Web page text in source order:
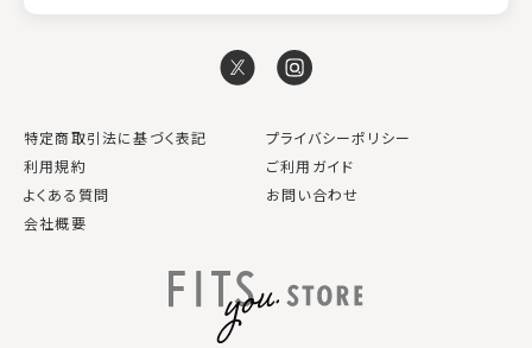
特定商取引法に基づく表記
プライバシーポリシー
利用規約
ご利用ガイド
よくある質問
お問い合わせ
会社概要